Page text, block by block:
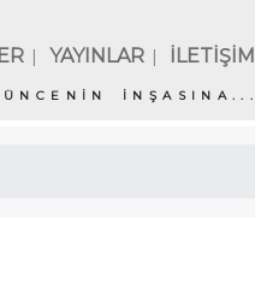
| YAYINLAR | İLETİŞİM
İNŞASINA...